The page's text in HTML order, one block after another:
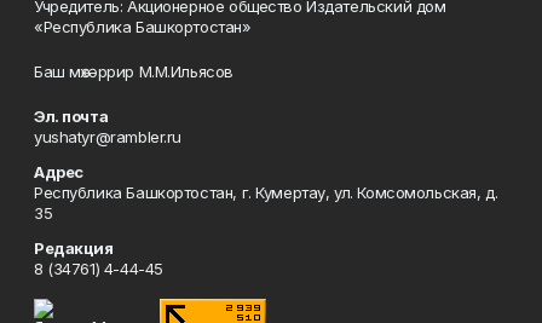
Учредитель: Акционерное общество Издательский дом
«Республика Башкортостан»
Баш мөхәррир М.М.Ильясов
Эл. почта
yushatyr@rambler.ru
Адрес
Республика Башкортостан, г. Кумертау, ул. Комсомольская, д.
35
Редакция
8 (34761) 4-44-45